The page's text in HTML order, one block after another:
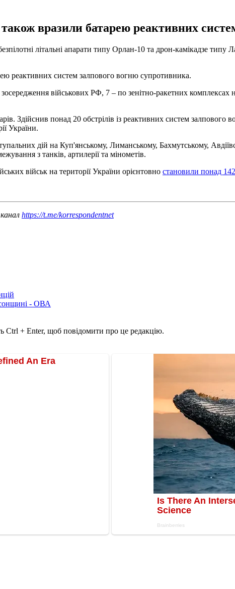
також вразили батарею реактивних
літальні апарати типу Орлан-10 та дрон-камікадзе типу
реактивних систем залпового вогню супротивника.
військових РФ, 7 – по зенітно-ракетних
Здійснив понад 20 обстрілів із реактивних систем залпового
України.
дій на Куп'янському, Лиманському, Бахмутському,
з танків, артилерії та мінометів.
військ на території України орієнтовно становили понад
https://t.me/korrespondentnet
- ОВА
Ctrl + Enter, щоб повідомити про це редакцію.